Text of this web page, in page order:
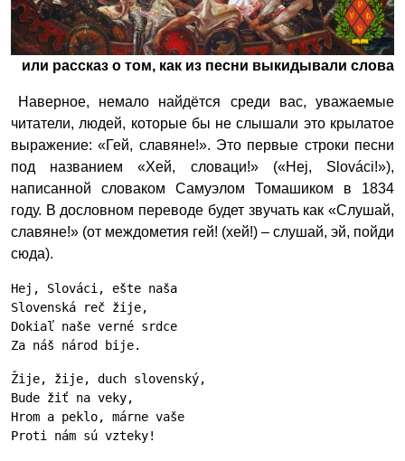
или рассказ о том, как из песни выкидывали слова
Наверное, немало найдётся среди вас, уважаемые
читатели, людей, которые бы не слышали это крылатое
выражение: «Гей, славяне!». Это первые строки песни
под названием «Хей, словаци!» («Hej, Slováci!»),
написанной словаком Самуэлом Томашиком в 1834
году. В дословном переводе будет звучать как «Слушай,
славяне!» (от междометия гей! (хей!) – слушай, эй, пойди
сюда).
Hej, Slováci, ešte naša
Slovenská reč žije,
Dokiaľ naše verné srdce
Za náš národ bije.
Žije, žije, duch slovenský,
Bude žiť na veky,
Hrom a peklo, márne vaše
Proti nám sú vzteky!